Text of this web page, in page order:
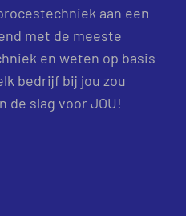
aan een
met de meeste
en weten op basis
bedrijf bij jou zou
de slag voor JOU!